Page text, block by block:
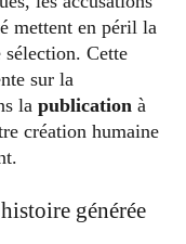
mettent en péril la
Cette
sur la
la publication à
création humaine
générée